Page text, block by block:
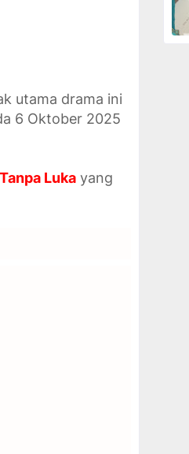
utama drama ini
6 Oktober 2025
Luka yang